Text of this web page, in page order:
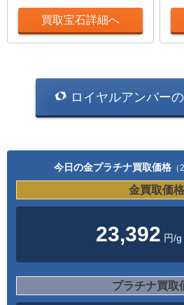
買取宝石詳細へ
ロイヤルアンバー
今日の金プラチナ買取価格
金買取価格
23,392 円/g
プラチナ買取